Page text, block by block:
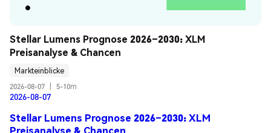
Stellar Lumens Prognose 2026–2030: XLM
Preisanalyse & Chancen
Markteinblicke
2026-08-07
5-10m
2026-08-07
Stellar Lumens Prognose 2026–2030: XLM